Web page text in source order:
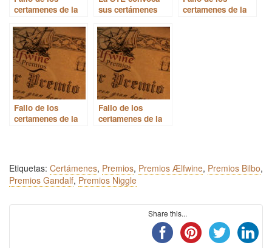
certamenes de la
sus certámenes
certamenes de la
Fallo de los
certamenes de la
Fallo de los
certamenes de la
Etiquetas: Certámenes, Premios, Premios Ælfwine, Premios Bilbo,
Premios Gandalf, Premios Niggle
Share this...